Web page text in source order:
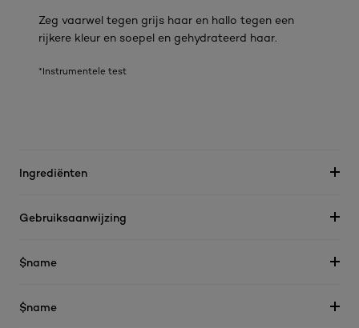
Zeg vaarwel tegen grijs haar en hallo tegen een
rijkere kleur en soepel en gehydrateerd haar.
*Instrumentele test
Ingrediënten
Gebruiksaanwijzing
$name
$name